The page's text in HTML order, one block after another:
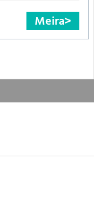
Meira